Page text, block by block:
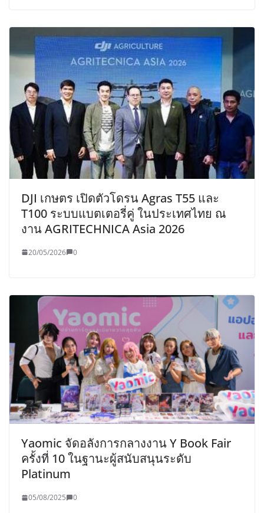
DJI เกษตร เปิดตัวโดรน Agras T55 และ
T100 ระบบแบตเตอรี่คู่ ในประเทศไทย ณ
งาน AGRITECHNICA Asia 2026
20/05/2026 0
Yaomic จัดอลังการกลางงาน Y Book Fair
ครั้งที่ 10 ในฐานะผู้สนับสนุนระดับ
Platinum
05/08/2025 0